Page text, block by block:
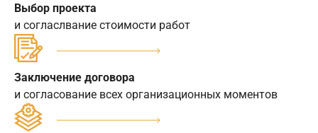
Выбор проекта
и согласлвание стоимости работ
Заключение договора
и согласование всех организационных моментов